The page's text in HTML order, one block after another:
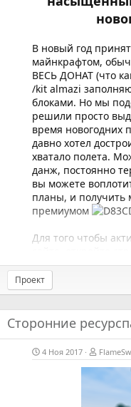
В новый год
майнкрафтом,
ВЕСЬ ДОНАТ (что
/kit almazi
блоками. Но мы
решили просто
время новогодних
давно хотел
хватало полета.
данж, постоянно
вы можете
планы, и получить
премиумом
Для того чтобы
сайте, откройте
Проект
Сторонние
4 Ноя 2017